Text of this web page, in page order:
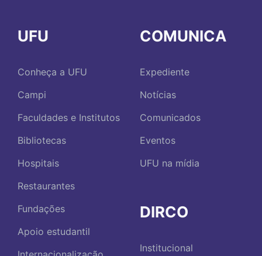
UFU
Conheça a UFU
Campi
Faculdades e Institutos
Bibliotecas
Hospitais
Restaurantes
Fundações
Apoio estudantil
COMUNICA
Expediente
Notícias
Comunicados
Eventos
UFU na mídia
DIRCO
Institucional